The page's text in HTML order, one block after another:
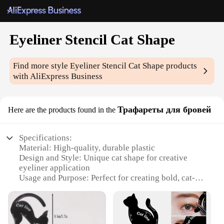
Eyeliner Stencil Cat Shape
Find more styleEyeliner Stencil Cat Shape products
with AliExpress Business
Here are the products found in the Трафареты для бровей
Specifications:
Material: High-quality, durable plastic
Design and Style: Unique cat shape for creative
eyeliner application
Usage and Purpose: Perfect for creating bold, cat-
Performance and Property: Easy-to-use, reusable,
and lightweight
Shape or Size or Weight or Quantity: One cat-